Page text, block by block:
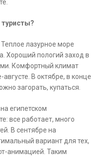
лазурное море
Хороший пологий заход в
Комфортный климат
В октябре, в конце
загорать, купаться.
египетском
все работает, много
В сентябре на
вариант для тех,
анимацией. Таким